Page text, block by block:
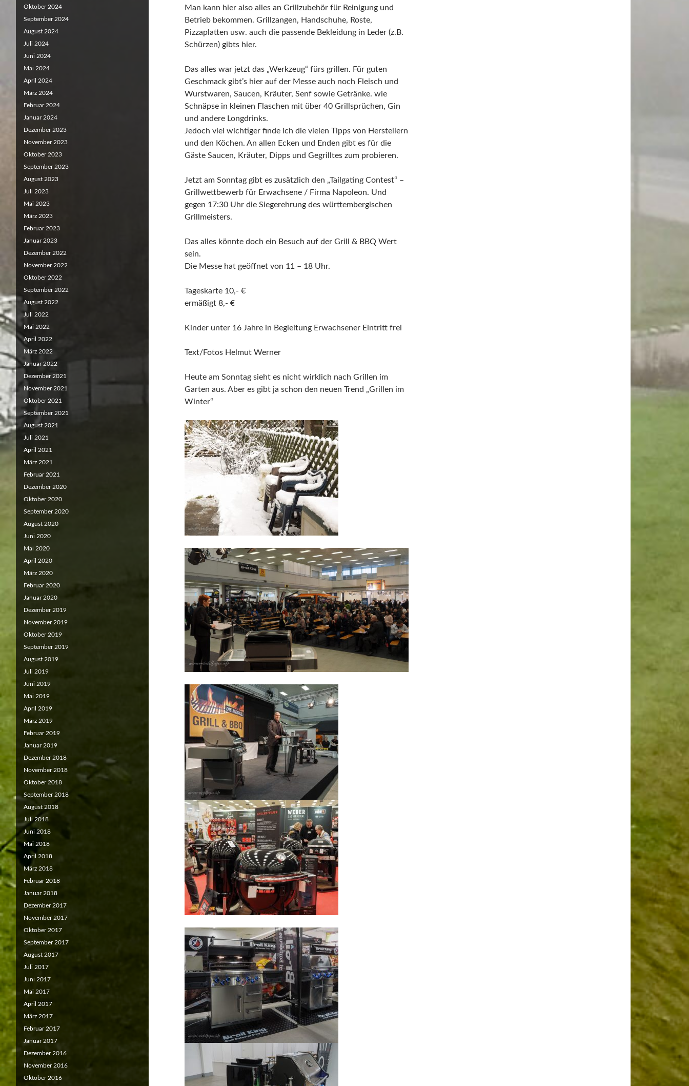
Man kann hier also alles an Grillzubehör für Reinigung und
Betrieb bekommen. Grillzangen, Handschuhe, Roste,
Pizzaplatten usw. auch die passende Bekleidung in Leder (z.B.
Schürzen) gibts hier.
Das alles war jetzt das „Werkzeug“ fürs grillen. Für guten
Geschmack gibt’s hier auf der Messe auch noch Fleisch und
Wurstwaren, Saucen, Kräuter, Senf sowie Getränke. wie
Schnäpse in kleinen Flaschen mit über 40 Grillsprüchen, Gin
und andere Longdrinks.
Jedoch viel wichtiger finde ich die vielen Tipps von Herstellern
und den Köchen. An allen Ecken und Enden gibt es für die
Gäste Saucen, Kräuter, Dipps und Gegrilltes zum probieren.
Jetzt am Sonntag gibt es zusätzlich den „Tailgating Contest“ –
Grillwettbewerb für Erwachsene / Firma Napoleon. Und
gegen 17:30 Uhr die Siegerehrung des württembergischen
Grillmeisters.
Das alles könnte doch ein Besuch auf der Grill & BBQ Wert
sein.
Die Messe hat geöffnet von 11 – 18 Uhr.
Tageskarte 10,- €
ermäßigt 8,- €
Kinder unter 16 Jahre in Begleitung Erwachsener Eintritt frei
Text/Fotos Helmut Werner
Heute am Sonntag sieht es nicht wirklich nach Grillen im
Garten aus. Aber es gibt ja schon den neuen Trend „Grillen im
Winter“
Oktober 2024
September 2024
August 2024
Juli 2024
Juni 2024
Mai 2024
April 2024
März 2024
Februar 2024
Januar 2024
Dezember 2023
November 2023
Oktober 2023
September 2023
August 2023
Juli 2023
Mai 2023
März 2023
Februar 2023
Januar 2023
Dezember 2022
November 2022
Oktober 2022
September 2022
August 2022
Juli 2022
Mai 2022
April 2022
März 2022
Januar 2022
Dezember 2021
November 2021
Oktober 2021
September 2021
August 2021
Juli 2021
April 2021
März 2021
Februar 2021
Dezember 2020
Oktober 2020
September 2020
August 2020
Juni 2020
Mai 2020
April 2020
März 2020
Februar 2020
Januar 2020
Dezember 2019
November 2019
Oktober 2019
September 2019
August 2019
Juli 2019
Juni 2019
Mai 2019
April 2019
März 2019
Februar 2019
Januar 2019
Dezember 2018
November 2018
Oktober 2018
September 2018
August 2018
Juli 2018
Juni 2018
Mai 2018
April 2018
März 2018
Februar 2018
Januar 2018
Dezember 2017
November 2017
Oktober 2017
September 2017
August 2017
Juli 2017
Juni 2017
Mai 2017
April 2017
März 2017
Februar 2017
Januar 2017
Dezember 2016
November 2016
Oktober 2016